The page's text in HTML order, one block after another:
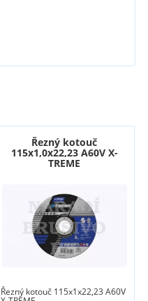
Řezný kotouč
115x1,0x22,23 A60V X-
TREME
Řezný kotouč 115x1x22,23 A60V